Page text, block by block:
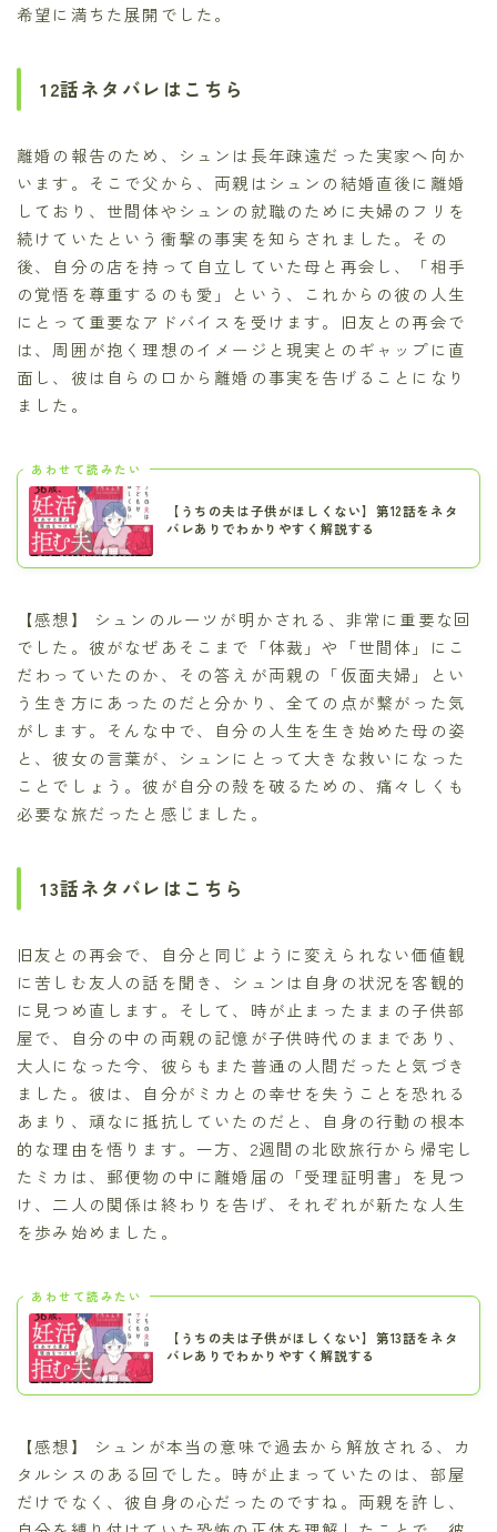
希望に満ちた展開でした。
12話ネタバレはこちら
離婚の報告のため、シュンは長年疎遠だった実家へ向か
います。そこで父から、両親はシュンの結婚直後に離婚
しており、世間体やシュンの就職のために夫婦のフリを
続けていたという衝撃の事実を知らされました。その
後、自分の店を持って自立していた母と再会し、「相手
の覚悟を尊重するのも愛」という、これからの彼の人生
にとって重要なアドバイスを受けます。旧友との再会で
は、周囲が抱く理想のイメージと現実とのギャップに直
面し、彼は自らの口から離婚の事実を告げることになり
ました。
あわせて読みたい
【うちの夫は子供がほしくない】第12話をネタ
バレありでわかりやすく解説する
【感想】 シュンのルーツが明かされる、非常に重要な回
でした。彼がなぜあそこまで「体裁」や「世間体」にこ
だわっていたのか、その答えが両親の「仮面夫婦」とい
う生き方にあったのだと分かり、全ての点が繋がった気
がします。そんな中で、自分の人生を生き始めた母の姿
と、彼女の言葉が、シュンにとって大きな救いになった
ことでしょう。彼が自分の殻を破るための、痛々しくも
必要な旅だったと感じました。
13話ネタバレはこちら
旧友との再会で、自分と同じように変えられない価値観
に苦しむ友人の話を聞き、シュンは自身の状況を客観的
に見つめ直します。そして、時が止まったままの子供部
屋で、自分の中の両親の記憶が子供時代のままであり、
大人になった今、彼らもまた普通の人間だったと気づき
ました。彼は、自分がミカとの幸せを失うことを恐れる
あまり、頑なに抵抗していたのだと、自身の行動の根本
的な理由を悟ります。一方、2週間の北欧旅行から帰宅し
たミカは、郵便物の中に離婚届の「受理証明書」を見つ
け、二人の関係は終わりを告げ、それぞれが新たな人生
を歩み始めました。
あわせて読みたい
【うちの夫は子供がほしくない】第13話をネタ
バレありでわかりやすく解説する
【感想】 シュンが本当の意味で過去から解放される、カ
タルシスのある回でした。時が止まっていたのは、部屋
だけでなく、彼自身の心だったのですね。両親を許し、